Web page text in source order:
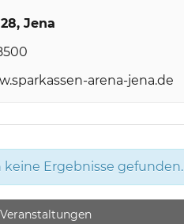
Jena
arena-jena.de
keine Ergebnisse gefunden.